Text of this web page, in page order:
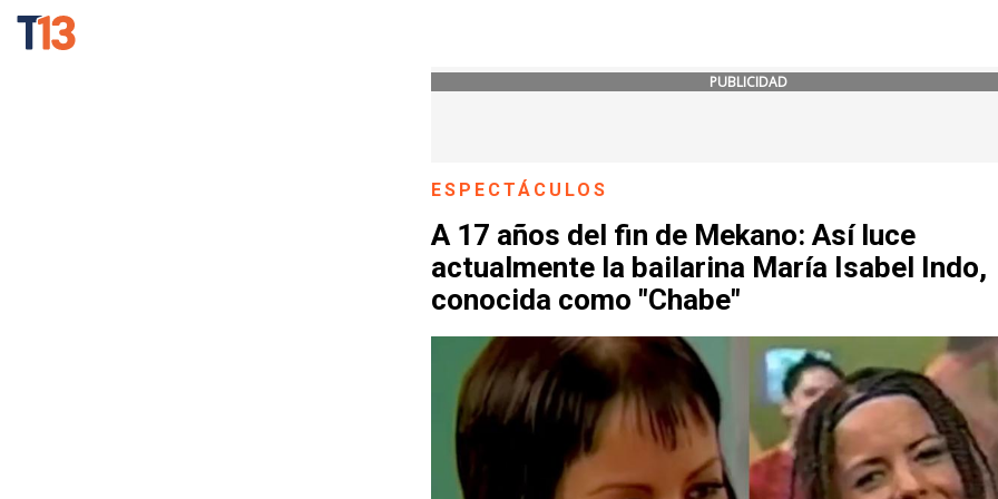
PUBLICIDAD
ESPECTÁCULOS
A 17 años del fin de Mekano: Así luce
actualmente la bailarina María Isabel Indo,
conocida como "Chabe"